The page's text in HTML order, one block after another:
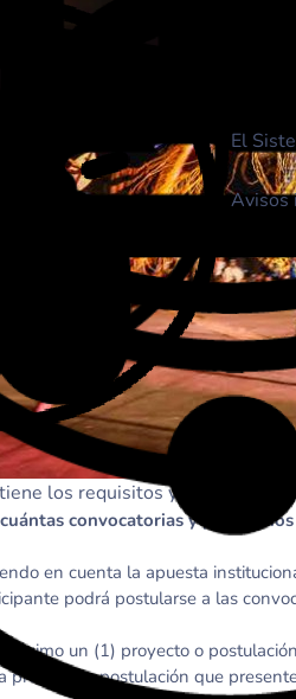
El
Avisos
los requisitos y pasos que
convocatorias y
en cuenta la apuesta
podrá postularse a las
un (1) proyecto o
proyecto o postulación que